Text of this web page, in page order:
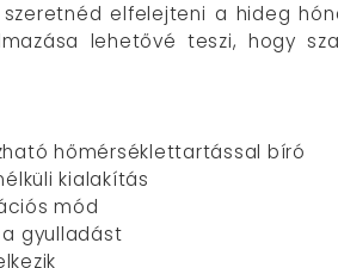
elfelejteni a hideg
lehetővé teszi, hogy
hőmérséklettartással bíró
kialakítás
mód
gyulladást